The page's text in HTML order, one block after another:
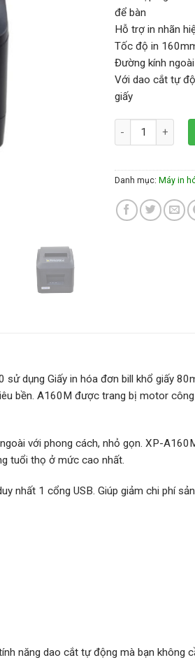
để bàn
Hỗ trợ in nhãn
Tốc độ in
Đường kính
Với dao cắt tự
giấy
Máy in hóa đơn
Danh mục: Máy in
sử dụng Giấy in hóa đơn bill khổ giấy
bền. A160M được trang bị motor
với phong cách, nhỏ gọn. XP-
tuổi thọ ở mức cao nhất.
nhất 1 cổng USB. Giúp giảm chi phí
năng dao cắt tự động mà bạn không